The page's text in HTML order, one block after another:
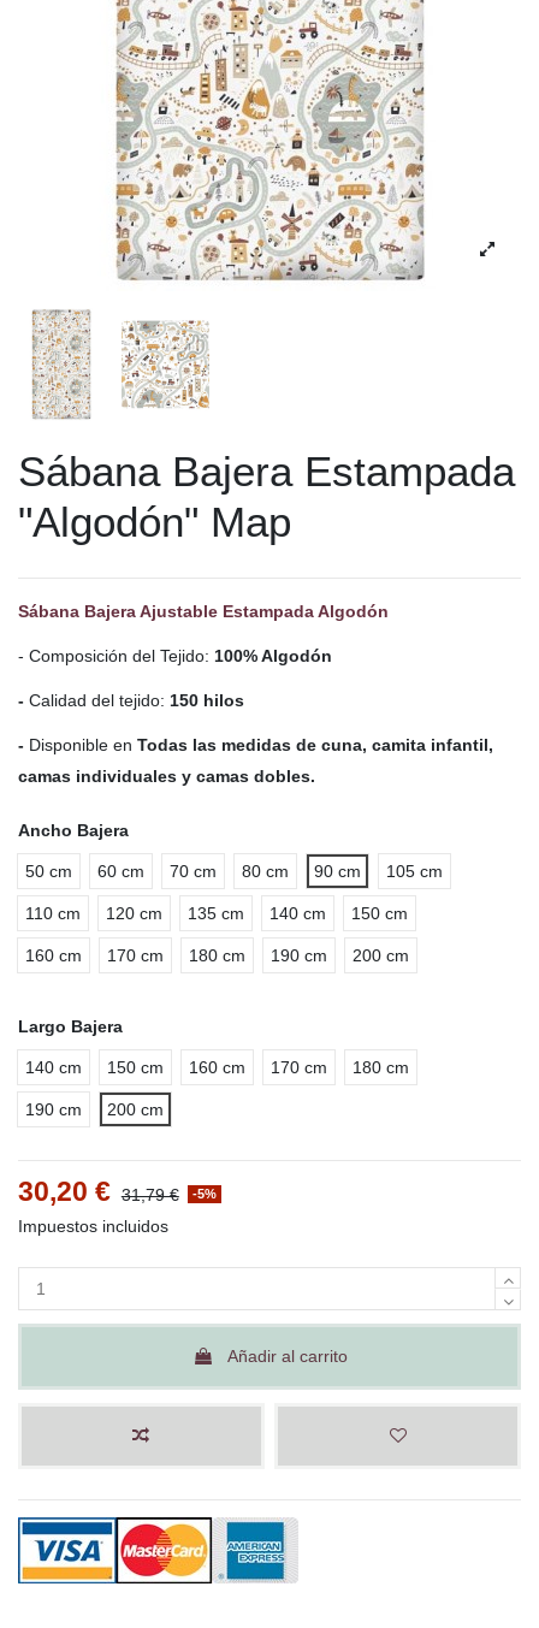
Sábana Bajera Estampada
"Algodón" Map
Sábana Bajera Ajustable Estampada Algodón
- Composición del Tejido: 100% Algodón
- Calidad del tejido: 150 hilos
- Disponible en Todas las medidas de cuna, camita infantil,
camas individuales y camas dobles.
Ancho Bajera
50 cm 60 cm 70 cm 80 cm 90 cm 105 cm
110 cm 120 cm 135 cm 140 cm 150 cm
160 cm 170 cm 180 cm 190 cm 200 cm
Largo Bajera
140 cm 150 cm 160 cm 170 cm 180 cm
190 cm 200 cm
30,20 € 31,79 € -5%
Impuestos incluidos
Añadir al carrito